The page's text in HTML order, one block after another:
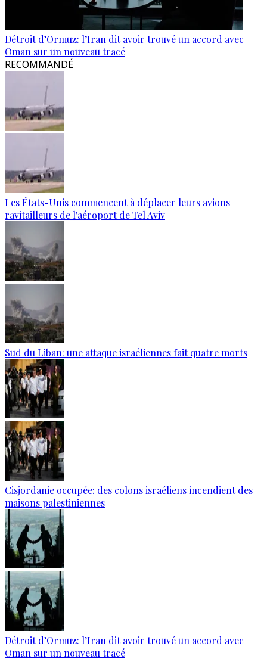
Détroit d’Ormuz: l’Iran dit avoir trouvé un accord avec
Oman sur un nouveau tracé
RECOMMANDÉ
Les États-Unis commencent à déplacer leurs avions
ravitailleurs de l'aéroport de Tel Aviv
Sud du Liban: une attaque israéliennes fait quatre morts
Cisjordanie occupée: des colons israéliens incendient des
maisons palestiniennes
Détroit d’Ormuz: l’Iran dit avoir trouvé un accord avec
Oman sur un nouveau tracé